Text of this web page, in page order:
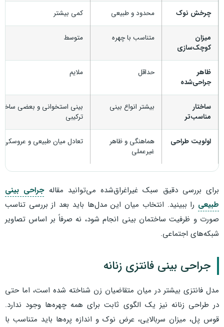
چرخش نوک محدود و طبیعی کمی بیشتر
میزان
کوچک‌سازی
متناسب با چهره متوسط
ظاهر
جراحی‌شده
حداقل ملایم
ساختار
مناسب‌تر
بیشتر انواع بینی
بینی استخوانی و بعضی
ترکیبی
اولویت طراحی
هماهنگی و ظاهر
غیرعملی
تعادل میان طبیعی و عروسکی
برای بررسی دقیق سبک غیراغراق‌شده می‌توانید مقالهجراحی بینی
طبیعی را ببینید. انتخاب میان این مدل‌ها باید بعد از بررسی تناسب
صورت و ظرفیت ساختمان بینی انجام شود، نه صرفاً بر اساس تصاویر
شبکه‌های اجتماعی.
جراحی بینی فانتزی زنانه
مدل فانتزی بیشتر در میان متقاضیان زن شناخته شده است، اما حتی
در طراحی زنانه نیز یک الگوی ثابت برای همه چهره‌ها وجود ندارد.
قوس پل، میزان سربالایی، عرض نوک و اندازه پره‌ها باید متناسب با